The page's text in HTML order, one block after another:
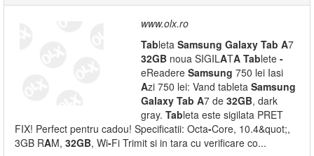
www.olx.ro
Tableta Samsung Galaxy Tab A7
32GB noua SIGILATA Tablete -
eReadere Samsung 750 lei Iasi
Azi 750 lei: Vand tableta Samsung
Galaxy Tab A7 de 32GB, dark
gray. Tableta este sigilata PRET
FIX! Perfect pentru cadou! Specificatii: Octa-Core, 10.4&quot;,
3GB RAM, 32GB, Wi-Fi Trimit si in tara cu verificare co...